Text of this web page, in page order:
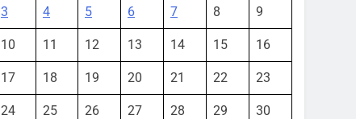
3 4 5 6 7 8 9
10 11 12 13 14 15 16
17 18 19 20 21 22 23
24 25 26 27 28 29 30